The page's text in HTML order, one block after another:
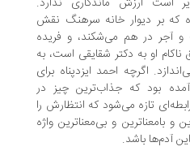
دیوار خانه سرهنگ نقش
هم می‌‌شکند، و فریده
به دکتر شقایقی است، به
احمد ایزدپناه برای
که جذاب‌ترین چیز در
می‌شود که انتظارش را
و بی‌معنا‌ترین واژه
باشد.